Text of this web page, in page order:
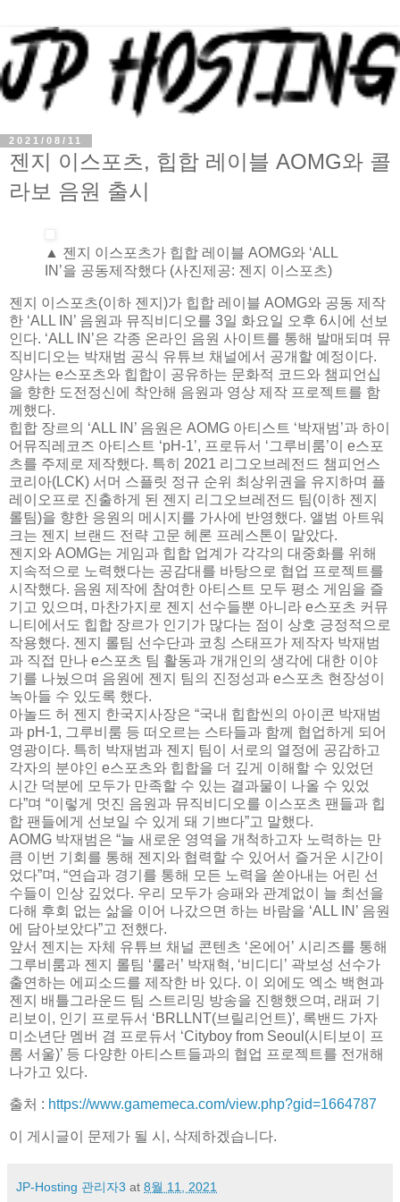
2021/08/11
젠지 이스포츠, 힙합 레이블 AOMG와 콜
라보 음원 출시
▲ 젠지 이스포츠가 힙합 레이블 AOMG와 ‘ALL
IN’을 공동제작했다 (사진제공: 젠지 이스포츠)
젠지 이스포츠(이하 젠지)가 힙합 레이블 AOMG와 공동 제작
한 ‘ALL IN’ 음원과 뮤직비디오를 3일 화요일 오후 6시에 선보
인다. ‘ALL IN’은 각종 온라인 음원 사이트를 통해 발매되며 뮤
직비디오는 박재범 공식 유튜브 채널에서 공개할 예정이다.
양사는 e스포츠와 힙합이 공유하는 문화적 코드와 챔피언십
을 향한 도전정신에 착안해 음원과 영상 제작 프로젝트를 함
께했다.
힙합 장르의 ‘ALL IN’ 음원은 AOMG 아티스트 ‘박재범’과 하이
어뮤직레코즈 아티스트 ‘pH-1’, 프로듀서 ‘그루비룸’이 e스포
츠를 주제로 제작했다. 특히 2021 리그오브레전드 챔피언스
코리아(LCK) 서머 스플릿 정규 순위 최상위권을 유지하며 플
레이오프로 진출하게 된 젠지 리그오브레전드 팀(이하 젠지
롤팀)을 향한 응원의 메시지를 가사에 반영했다. 앨범 아트워
크는 젠지 브랜드 전략 고문 헤론 프레스톤이 맡았다.
젠지와 AOMG는 게임과 힙합 업계가 각각의 대중화를 위해
지속적으로 노력했다는 공감대를 바탕으로 협업 프로젝트를
시작했다. 음원 제작에 참여한 아티스트 모두 평소 게임을 즐
기고 있으며, 마찬가지로 젠지 선수들뿐 아니라 e스포츠 커뮤
니티에서도 힙합 장르가 인기가 많다는 점이 상호 긍정적으로
작용했다. 젠지 롤팀 선수단과 코칭 스태프가 제작자 박재범
과 직접 만나 e스포츠 팀 활동과 개개인의 생각에 대한 이야
기를 나눴으며 음원에 젠지 팀의 진정성과 e스포츠 현장성이
녹아들 수 있도록 했다.
아놀드 허 젠지 한국지사장은 “국내 힙합씬의 아이콘 박재범
과 pH-1, 그루비룸 등 떠오르는 스타들과 함께 협업하게 되어
영광이다. 특히 박재범과 젠지 팀이 서로의 열정에 공감하고
각자의 분야인 e스포츠와 힙합을 더 깊게 이해할 수 있었던
시간 덕분에 모두가 만족할 수 있는 결과물이 나올 수 있었
다”며 “이렇게 멋진 음원과 뮤직비디오를 이스포츠 팬들과 힙
합 팬들에게 선보일 수 있게 돼 기쁘다”고 말했다.
AOMG 박재범은 “늘 새로운 영역을 개척하고자 노력하는 만
큼 이번 기회를 통해 젠지와 협력할 수 있어서 즐거운 시간이
었다”며, “연습과 경기를 통해 모든 노력을 쏟아내는 어린 선
수들이 인상 깊었다. 우리 모두가 승패와 관계없이 늘 최선을
다해 후회 없는 삶을 이어 나갔으면 하는 바람을 ‘ALL IN’ 음원
에 담아보았다”고 전했다.
앞서 젠지는 자체 유튜브 채널 콘텐츠 ‘온에어’ 시리즈를 통해
그루비룸과 젠지 롤팀 ‘룰러’ 박재혁, ‘비디디’ 곽보성 선수가
출연하는 에피소드를 제작한 바 있다. 이 외에도 엑소 백현과
젠지 배틀그라운드 팀 스트리밍 방송을 진행했으며, 래퍼 기
리보이, 인기 프로듀서 ‘BRLLNT(브릴리언트)’, 록밴드 가자
미소년단 멤버 겸 프로듀서 ‘Cityboy from Seoul(시티보이 프
롬 서울)’ 등 다양한 아티스트들과의 협업 프로젝트를 전개해
나가고 있다.
출처 : https://www.gamemeca.com/view.php?gid=1664787
이 게시글이 문제가 될 시, 삭제하겠습니다.
JP-Hosting 관리자3 at 8월 11, 2021